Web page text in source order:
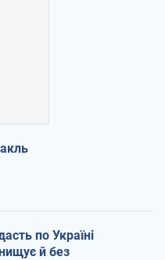
по Україні
й без